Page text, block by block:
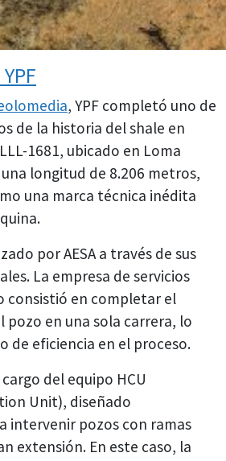
, YPF completó uno de
de la historia del shale en
1681, ubicado en Loma
longitud de 8.206 metros,
una marca técnica inédita
por AESA a través de sus
La empresa de servicios
consistió en completar el
pozo en una sola carrera, lo
de eficiencia en el proceso.
del equipo HCU
Unit), diseñado
intervenir pozos con ramas
extensión. En este caso, la